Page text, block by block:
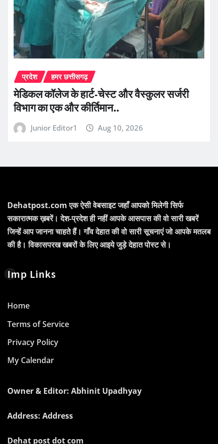
प्रदेश हमर छत्तीसगढ़
​मेडिकल कॉलेज के हार्ट-चेस्ट और वैस्कुलर सर्जरी
विभाग का एक और कीर्तिमान..
Junior Editor1 Aug 10, 2026
Dehatpost.com एक ऐसी वेबसाइट जहाँ आपको मिलेगी सिर्फ
सकारात्मक ख़बरें। देश-प्रदेश ही नहीं आपके आसपास की वो सारी खबरें
जिन्हें आप जानना चाहते हैं। गाँव देहात की वो सारी सूचनाएं जो आपके मतलब
की है। विकासपरख खबरों के लिए आइये जुड़े देहात पोस्ट से।
Imp Links
Home
Terms of Service
Privacy Policy
My Calendar
Owner & Editor: Abhinit Upadhyay
Address: Address
Dehat post dot com